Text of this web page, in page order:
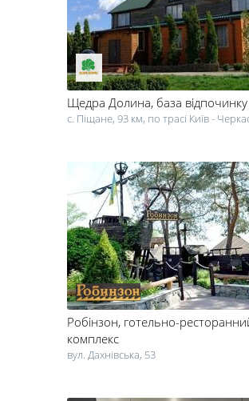
Щедра Долина, база відпочинку
с. Піщане, 93 км, по трасі Київ -
Робінзон, готельно-
комплекс
вул. Дахнівська, 53